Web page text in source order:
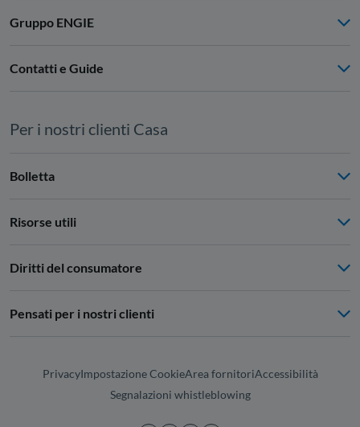
Gruppo ENGIE
Contatti e Guide
Per i nostri clienti Casa
Bolletta
Risorse utili
Diritti del consumatore
Pensati per i nostri clienti
PrivacyImpostazione CookieArea fornitoriAccessibilità
Segnalazioni whistleblowing